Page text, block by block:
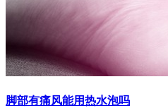
脚部有痛风能用热水泡吗